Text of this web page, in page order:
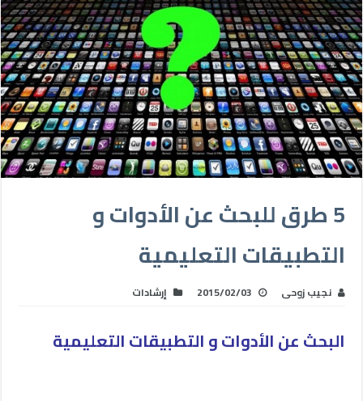
5 طرق للبحث عن الأدوات و
التطبيقات التعليمية
نجيب زوحى 2015/02/03 إرشادات
البحث عن الأدوات و التطبيقات التعليمية